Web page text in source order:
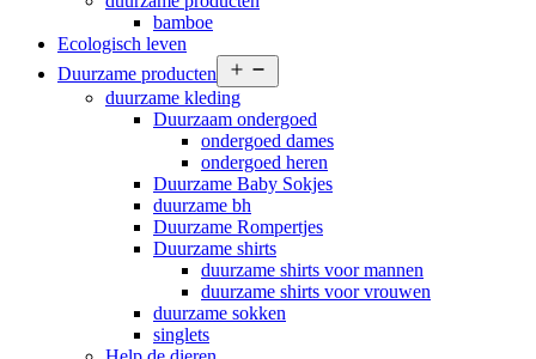
bamboe
Ecologisch leven
Duurzame producten
menu
duurzame kleding
Duurzaam ondergoed
ondergoed dames
ondergoed heren
Duurzame Baby Sokjes
duurzame bh
Duurzame Rompertjes
Duurzame shirts
duurzame shirts voor mannen
duurzame shirts voor vrouwen
duurzame sokken
singlets